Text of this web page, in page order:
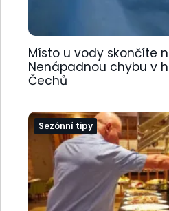
Místo u vody skončíte
Nenápadnou chybu v
Čechů
Sezónní tipy